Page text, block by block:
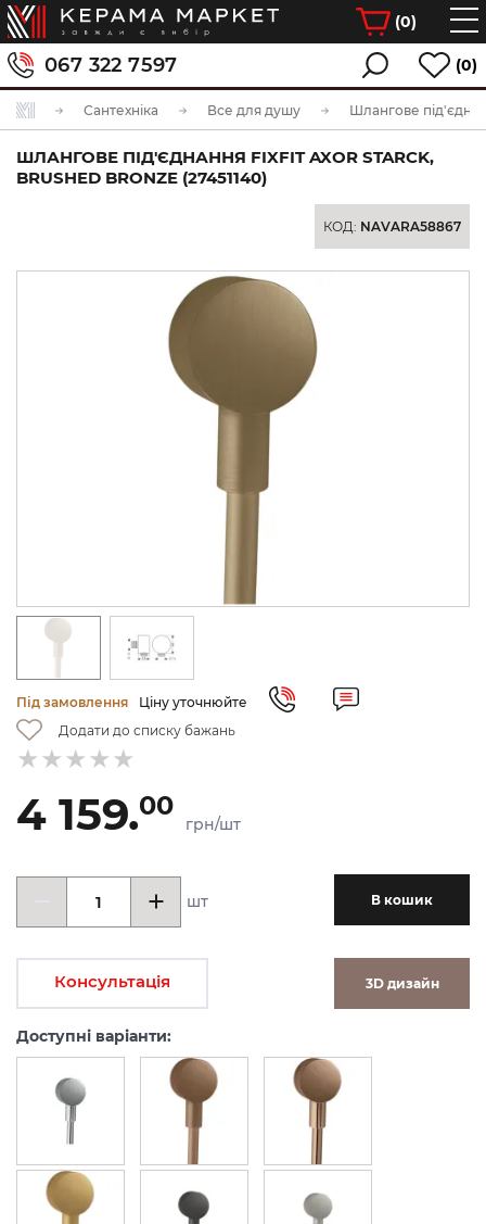
(0)
067 322 7597 (0)
Сантехніка Все для душу Шлангове
ШЛАНГОВЕ ПІД'ЄДНАННЯ FIXFIT AXOR STARCK,
BRUSHED BRONZE (27451140)
КОД: NAVARA58867
Під замовлення
Ціну уточнюйте
Додати до списку бажань
4 159.00
грн/шт
шт В кошик
Консультація 3D дизайн
Доступні варіанти: